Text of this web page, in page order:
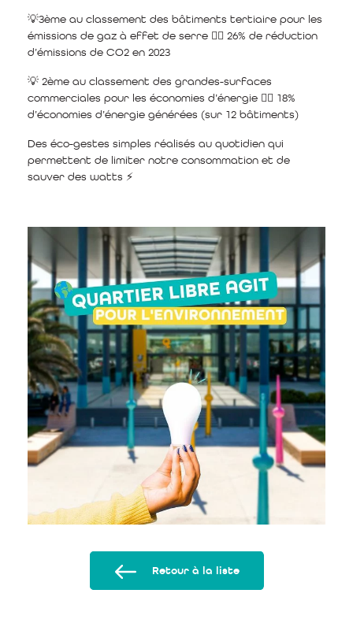
💡3ème au classement des bâtiments tertiaire pour les
émissions de gaz à effet de serre 👉🏼 26% de réduction
d’émissions de CO2 en 2023
💡 2ème au classement des grandes-surfaces
commerciales pour les économies d’énergie 👉🏼 18%
d’économies d’énergie générées (sur 12 bâtiments)
Des éco-gestes simples réalisés au quotidien qui
permettent de limiter notre consommation et de
sauver des watts ⚡️
Retour à la liste